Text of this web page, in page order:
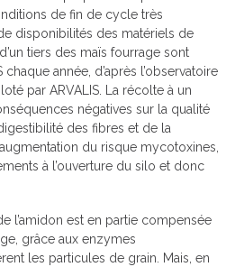
de fin de cycle très
disponibilités des matériels de
tiers des maïs fourrage sont
année, d’après l’observatoire
par ARVALIS. La récolte à un
négatives sur la qualité
des fibres et de la
du risque mycotoxines,
à l’ouverture du silo et donc
l’amidon est en partie compensée
grâce aux enzymes
les particules de grain. Mais, en